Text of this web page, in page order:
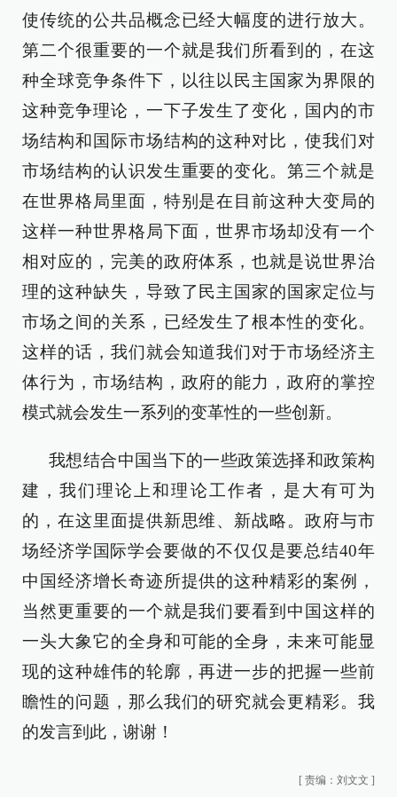
使传统的公共品概念已经大幅度的进行放大。
第二个很重要的一个就是我们所看到的，在这
种全球竞争条件下，以往以民主国家为界限的
这种竞争理论，一下子发生了变化，国内的市
场结构和国际市场结构的这种对比，使我们对
市场结构的认识发生重要的变化。第三个就是
在世界格局里面，特别是在目前这种大变局的
这样一种世界格局下面，世界市场却没有一个
相对应的，完美的政府体系，也就是说世界治
理的这种缺失，导致了民主国家的国家定位与
市场之间的关系，已经发生了根本性的变化。
这样的话，我们就会知道我们对于市场经济主
体行为，市场结构，政府的能力，政府的掌控
模式就会发生一系列的变革性的一些创新。
我想结合中国当下的一些政策选择和政策构
建，我们理论上和理论工作者，是大有可为
的，在这里面提供新思维、新战略。政府与市
场经济学国际学会要做的不仅仅是要总结40年
中国经济增长奇迹所提供的这种精彩的案例，
当然更重要的一个就是我们要看到中国这样的
一头大象它的全身和可能的全身，未来可能显
现的这种雄伟的轮廓，再进一步的把握一些前
瞻性的问题，那么我们的研究就会更精彩。我
的发言到此，谢谢！
[ 责编：刘文文 ]